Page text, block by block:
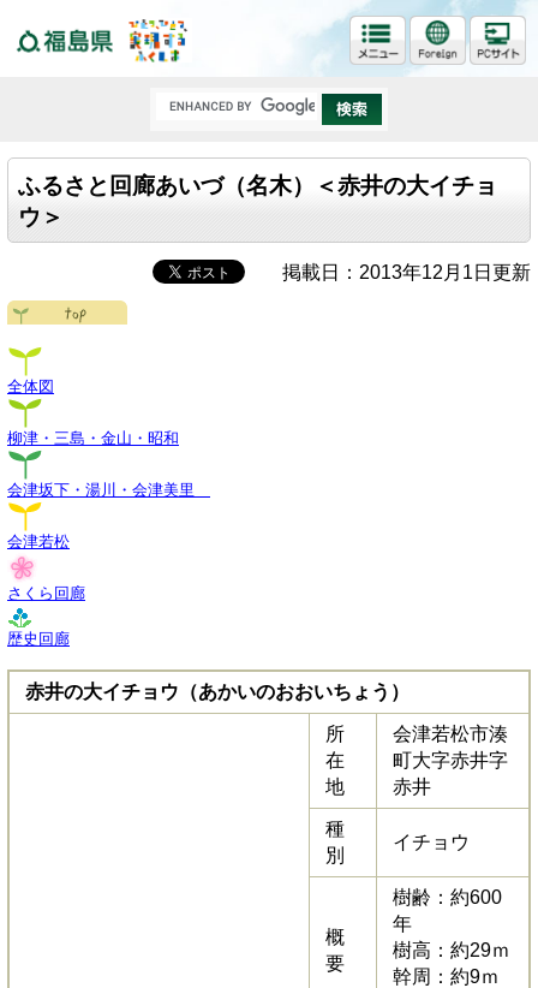
ふるさと回廊あいづ（名木）＜赤井の大イチョ
ウ＞
掲載日：2013年12月1日更新
全体図
柳津・三島・金山・昭和
会津坂下・湯川・会津美里
会津若松
さくら回廊
歴史回廊
赤井の大イチョウ（あかいのおおいちょう）
所
在
地
会津若松市湊
町大字赤井字
赤井
種
別
イチョウ
概
要
樹齢：約600
年
樹高：約29ｍ
幹周：約9ｍ